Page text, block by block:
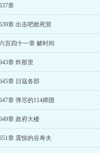
章
章 出击吧敢死营
百四十一章 赌时间
章 炸那里
章 日寇各部
章 弹尽的114师团
章 政府大楼
章 震惊的谷寿夫